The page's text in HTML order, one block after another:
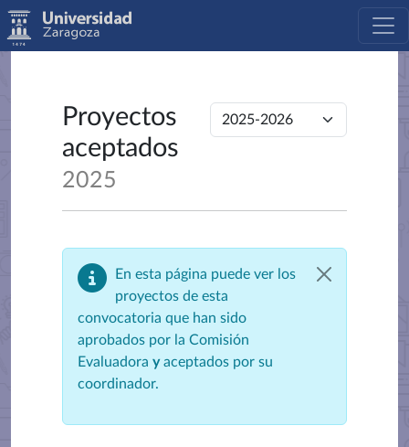
Proyectos
aceptados
2025
En esta página puede ver los
proyectos de esta
convocatoria que han sido
aprobados por la Comisión
Evaluadora yaceptados por su
coordinador.